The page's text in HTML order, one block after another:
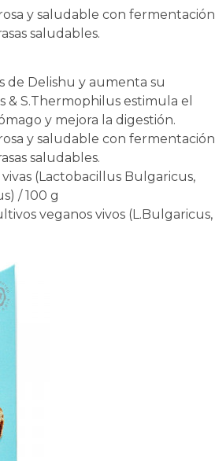
y saludable con fermentación
saludables.
de Delishu y aumenta su
& S.Thermophilus estimula el
y mejora la digestión.
y saludable con fermentación
saludables.
(Lactobacillus Bulgaricus,
/ 100 g
veganos vivos (L.Bulgaricus,